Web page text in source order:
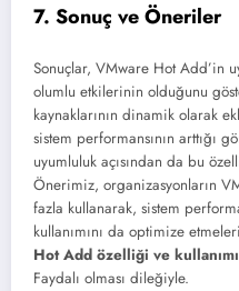
7. Sonuç ve Öneriler
Sonuçlar, VMware Hot Add’in
olumlu etkilerinin olduğunu
kaynaklarının dinamik olarak
sistem performansının arttığı
uyumluluk açısından da bu
Önerimiz, organizasyonların
fazla kullanarak, sistem
kullanımını da optimize
Hot Add özelliği ve kullanımı
Faydalı olması dileğiyle.